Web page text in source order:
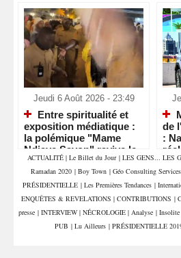
Jeudi 6 Août 2026 - 23:49
Entre spiritualité et
exposition médiatique :
la polémique "Mame
Ndiaye Savon" ravive le
débat sur le respect des
lieux saints
de
:
et
ACTUALITÉ | Le Billet du Jour | LES GENS... LES
Ramadan 2020 | Boy Town | Géo Consulting Services
PRÉSIDENTIELLE | Les Premières Tendances |
ENQUÊTES & REVELATIONS | CONTRIBUTIONS |
presse | INTERVIEW | NÉCROLOGIE | Analyse | Insolite
PUB | Lu Ailleurs | PRÉSIDENTIELLE